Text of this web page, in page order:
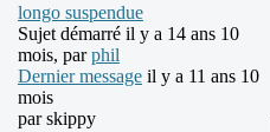
longo suspendue
Sujet démarré il y a 14 ans 10
mois, parphil
Dernier message il y a 11 ans 10
mois
parskippy